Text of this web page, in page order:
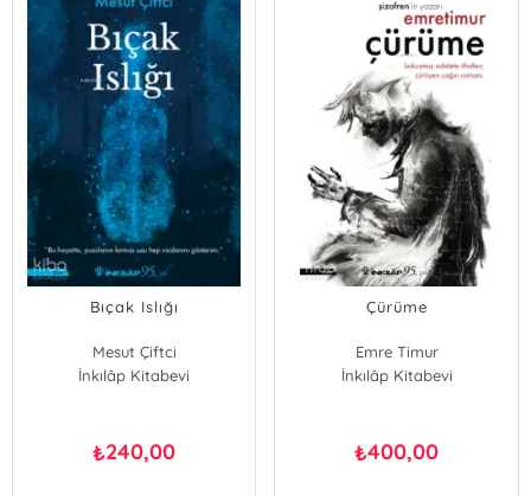
Bıçak Islığı
Mesut Çiftci
İnkılâp Kitabevi
₺240,00
Çürüme
Emre Timur
İnkılâp Kitabevi
₺400,00